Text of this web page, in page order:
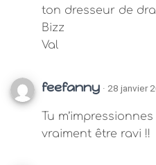
ton dresseur de
Bizz
Val
feefanny · 28 janvier
Tu
vraiment être ravi !!